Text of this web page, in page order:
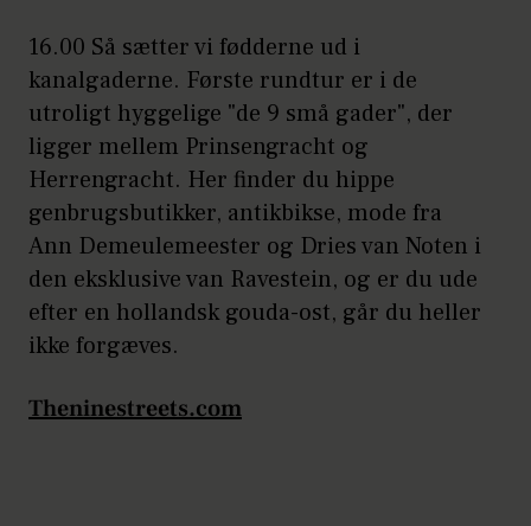
16.00 Så sætter vi fødderne ud i
kanalgaderne. Første rundtur er i de
utroligt hyggelige "de 9 små gader", der
ligger mellem Prinsengracht og
Herrengracht. Her finder du hippe
genbrugsbutikker, antikbikse, mode fra
Ann Demeulemeester og Dries van Noten i
den eksklusive van Ravestein, og er du ude
efter en hollandsk gouda-ost, går du heller
ikke forgæves.
Theninestreets.com